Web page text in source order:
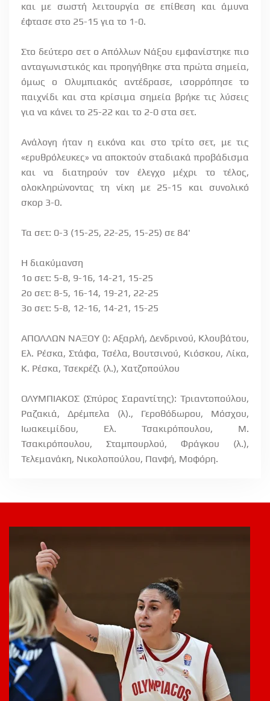
και με σωστή λειτουργία σε επίθεση και άμυνα
έφτασε στο 25-15 για το 1-0.
Στο δεύτερο σετ ο Απόλλων Νάξου εμφανίστηκε πιο
ανταγωνιστικός και προηγήθηκε στα πρώτα σημεία,
όμως ο Ολυμπιακός αντέδρασε, ισορρόπησε το
παιχνίδι και στα κρίσιμα σημεία βρήκε τις λύσεις
για να κάνει το 25-22 και το 2-0 στα σετ.
Ανάλογη ήταν η εικόνα και στο τρίτο σετ, με τις
«ερυθρόλευκες» να αποκτούν σταδιακά προβάδισμα
και να διατηρούν τον έλεγχο μέχρι το τέλος,
ολοκληρώνοντας τη νίκη με 25-15 και συνολικό
σκορ 3-0.
Τα σετ: 0-3 (15-25, 22-25, 15-25) σε 84'
Η διακύμανση
1ο σετ: 5-8, 9-16, 14-21, 15-25
2ο σετ: 8-5, 16-14, 19-21, 22-25
3ο σετ: 5-8, 12-16, 14-21, 15-25
ΑΠΟΛΛΩΝ ΝΑΞΟΥ (): Αξαρλή, Δενδρινού, Κλουβάτου,
Ελ. Ρέσκα, Στάφα, Τσέλα, Βουτσινού, Κιόσκου, Λίκα,
Κ. Ρέσκα, Τσεκρέζι (λ.), Χατζοπούλου
ΟΛΥΜΠΙΑΚΟΣ (Σπύρος Σαραντίτης): Τριαντοπούλου,
Ραζακιά, Δρέμπελα (λ)., Γεροθόδωρου, Μόσχου,
Ιωακειμίδου, Ελ. Τσακιρόπουλου, Μ.
Τσακιρόπουλου, Σταμπουρλού, Φράγκου (λ.),
Τελεμανάκη, Νικολοπούλου, Πανφή, Μοφόρη.